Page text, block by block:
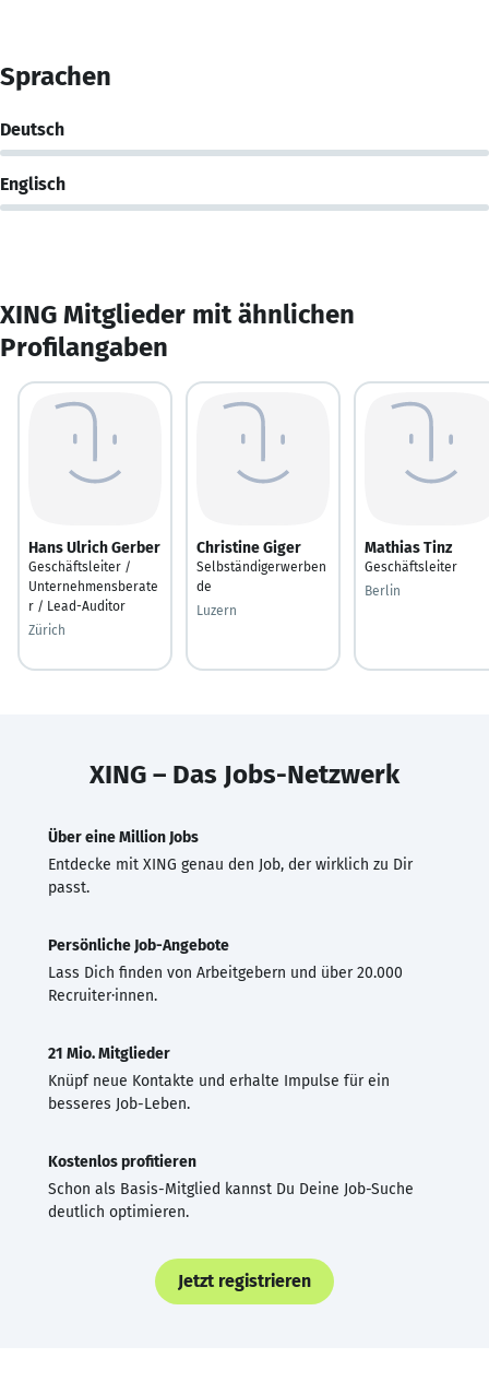
Sprachen
Deutsch
Englisch
XING Mitglieder mit ähnlichen
Profilangaben
Hans Ulrich Gerber
Geschäftsleiter /
Unternehmensberate
r / Lead-Auditor
Zürich
Christine Giger
Selbständigerwerben
de
Luzern
Mathias Tinz
Geschäftsleiter
Berlin
XING – Das Jobs-Netzwerk
Über eine Million Jobs
Entdecke mit XING genau den Job, der wirklich zu Dir
passt.
Persönliche Job-Angebote
Lass Dich finden von Arbeitgebern und über 20.000
Recruiter·innen.
21 Mio. Mitglieder
Knüpf neue Kontakte und erhalte Impulse für ein
besseres Job-Leben.
Kostenlos profitieren
Schon als Basis-Mitglied kannst Du Deine Job-Suche
deutlich optimieren.
Jetzt registrieren